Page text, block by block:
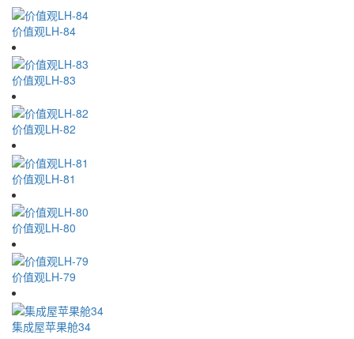
价值观LH-84
价值观LH-83
价值观LH-82
价值观LH-81
价值观LH-80
价值观LH-79
集成屋苹果舱34